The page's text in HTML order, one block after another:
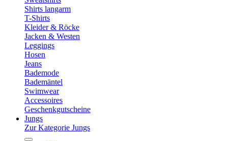
Shirts langarm
T-Shirts
Kleider & Röcke
Jacken & Westen
Leggings
Hosen
Jeans
Bademode
Bademäntel
Swimwear
Accessoires
Geschenkgutscheine
Jungs
Zur Kategorie Jungs